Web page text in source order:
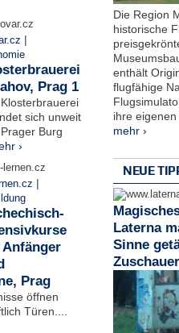
|
Prag 1
sich unweit
Burg
›
|
Prag
öffnen
Türen....
Die Region
historische
enthält
flugfähige
ihre eigenen
mehr ›
NEUE
Laterna
Sinne